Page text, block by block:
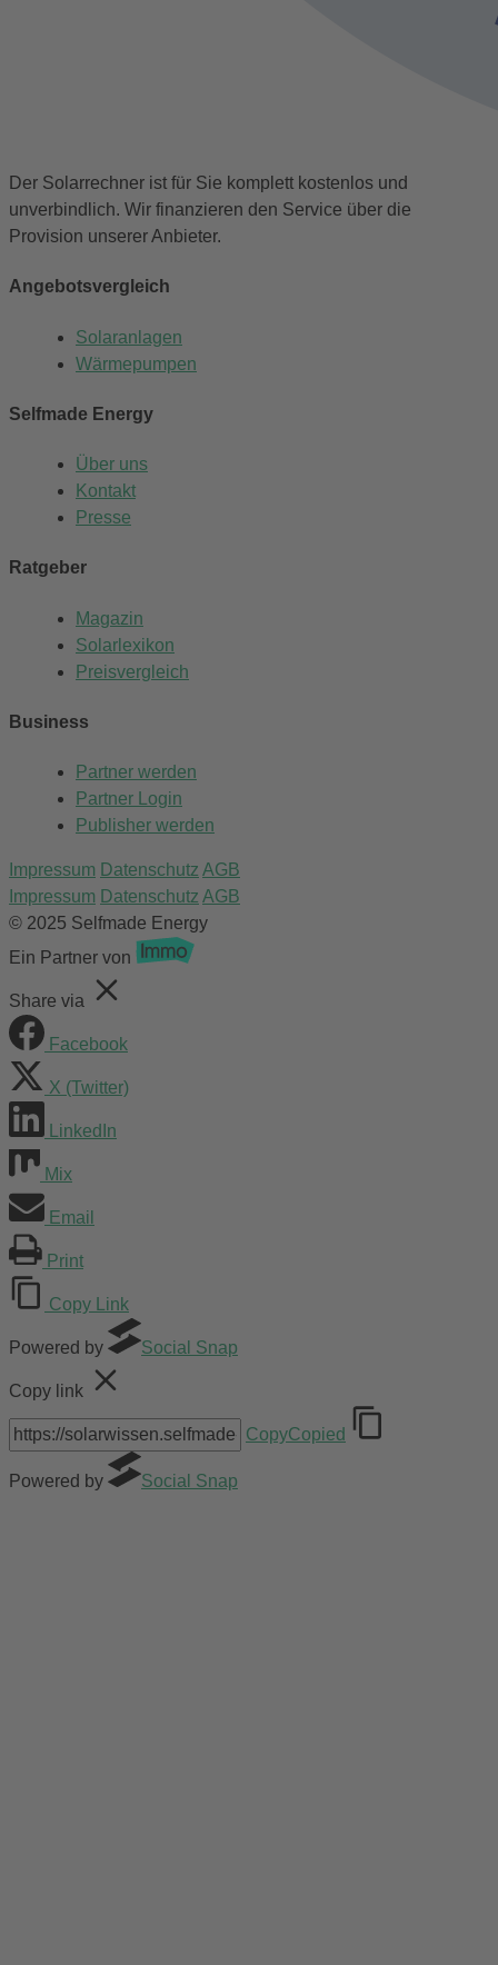
Der Solarrechner ist für Sie komplett kostenlos und
unverbindlich. Wir finanzieren den Service über die
Provision unserer Anbieter.
Angebotsvergleich
Solaranlagen
Wärmepumpen
Selfmade Energy
Über uns
Kontakt
Presse
Ratgeber
Magazin
Solarlexikon
Preisvergleich
Business
Partner werden
Partner Login
Publisher werden
Impressum Datenschutz AGB
Impressum Datenschutz AGB
© 2025 Selfmade Energy
Ein Partner von
Share via
Facebook
X (Twitter)
LinkedIn
Mix
Email
Print
Copy Link
Powered by Social Snap
Copy link
CopyCopied
Powered by Social Snap